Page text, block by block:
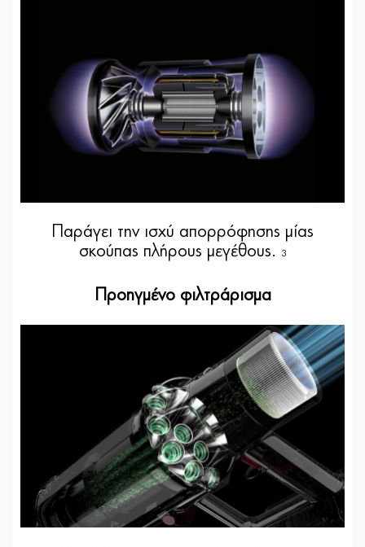
Παράγει την ισχύ απορρόφησης μίας
σκούπας πλήρους μεγέθους.
3
Προηγμένο φιλτράρισμα